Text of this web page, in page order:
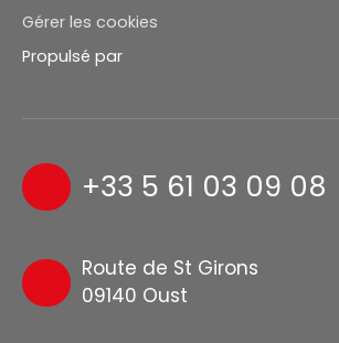
Gérer les cookies
Propulsé par
+33 5 61 03 09 08
Route de St Girons
09140 Oust